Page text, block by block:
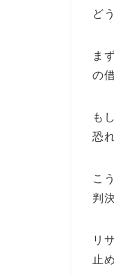
ど
ま
の
も
恐
こ
判
リ
止